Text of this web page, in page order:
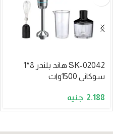
SK-02042 هاند بلندر 8*1
سوكانى 1500وات
2.188